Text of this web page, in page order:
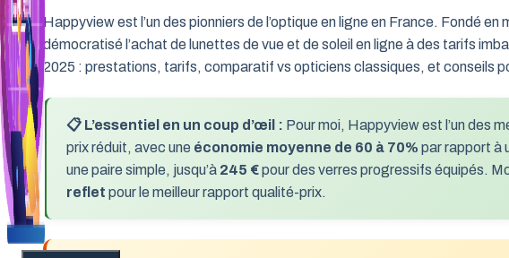
Happyview est l’un des pionniers de l’optique en ligne en France. Fondé
démocratisé l’achat de lunettes de vue et de soleil en ligne à des tarifs
2025 : prestations, tarifs, comparatif vs opticiens classiques, et conseils
📋 L’essentiel en un coup d’œil : Pour moi, Happyview est l’un des
prix réduit, avec une économie moyenne de 60 à 70% par rapport à
une paire simple, jusqu’à 245 €pour des verres progressifs équipés.
reflet pour le meilleur rapport qualité-prix.